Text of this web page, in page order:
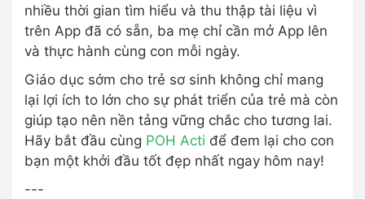
nhiều thời gian tìm hiểu và thu thập tài liệu vì
trên App đã có sẵn, ba mẹ chỉ cần mở App lên
và thực hành cùng con mỗi ngày.
Giáo dục sớm cho trẻ sơ sinh không chỉ mang
lại lợi ích to lớn cho sự phát triển của trẻ mà còn
giúp tạo nên nền tảng vững chắc cho tương lai.
Hãy bắt đầu cùng POH Acti để đem lại cho con
bạn một khởi đầu tốt đẹp nhất ngay hôm nay!
---